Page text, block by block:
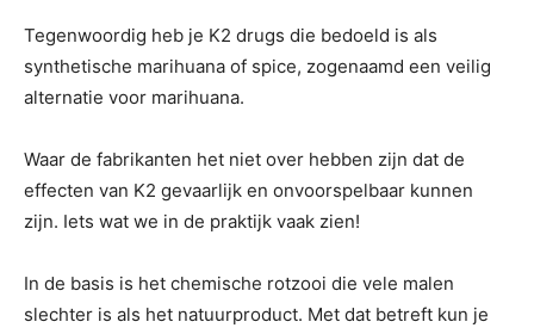
Tegenwoordig heb je K2 drugs die bedoeld is als
synthetische marihuana of spice, zogenaamd een veilig
alternatie voor marihuana.
Waar de fabrikanten het niet over hebben zijn dat de
effecten van K2 gevaarlijk en onvoorspelbaar kunnen
zijn. Iets wat we in de praktijk vaak zien!
In de basis is het chemische rotzooi die vele malen
slechter is als het natuurproduct. Met dat betreft kun je